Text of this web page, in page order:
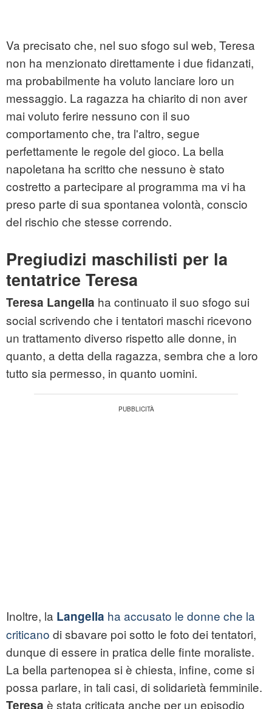
Va precisato che, nel suo sfogo sul web, Teresa
non ha menzionato direttamente i due fidanzati,
ma probabilmente ha voluto lanciare loro un
messaggio. La ragazza ha chiarito di non aver
mai voluto ferire nessuno con il suo
comportamento che, tra l'altro, segue
perfettamente le regole del gioco. La bella
napoletana ha scritto che nessuno è stato
costretto a partecipare al programma ma vi ha
preso parte di sua spontanea volontà, conscio
del rischio che stesse correndo.
Pregiudizi maschilisti per la
tentatrice Teresa
Teresa Langella ha continuato il suo sfogo sui
social scrivendo che i tentatori maschi ricevono
un trattamento diverso rispetto alle donne, in
quanto, a detta della ragazza, sembra che a loro
tutto sia permesso, in quanto uomini.
Inoltre, la Langella ha accusato le donne che la
criticano di sbavare poi sotto le foto dei tentatori,
dunque di essere in pratica delle finte moraliste.
La bella partenopea si è chiesta, infine, come si
possa parlare, in tali casi, di solidarietà femminile.
Teresa è stata criticata anche per un episodio